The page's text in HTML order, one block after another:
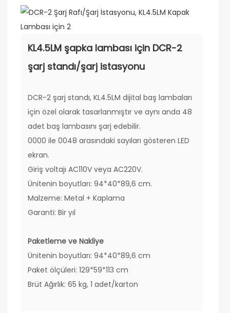
KL4.5LM şapka lambası için DCR-2
şarj standı/şarj istasyonu
DCR-2 şarj standı, KL4.5LM dijital baş lambaları
için özel olarak tasarlanmıştır ve aynı anda 48
adet baş lambasını şarj edebilir.
0000 ile 0048 arasındaki sayıları gösteren LED
ekran.
Giriş voltajı AC110V veya AC220V.
Ünitenin boyutları: 94*40*89,6 cm.
Malzeme: Metal + Kaplama
Garanti: Bir yıl
Paketleme ve Nakliye
Ünitenin boyutları: 94*40*89,6 cm
Paket ölçüleri: 129*59*113 cm
Brüt Ağırlık: 65 kg, 1 adet/karton